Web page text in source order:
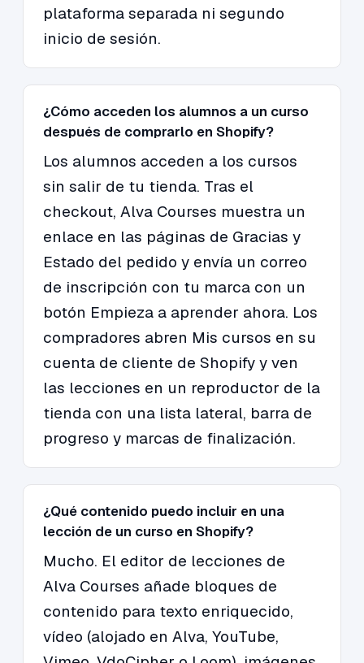
plataforma separada ni segundo
inicio de sesión.
¿Cómo acceden los alumnos a un curso
después de comprarlo en Shopify?
Los alumnos acceden a los cursos
sin salir de tu tienda. Tras el
checkout, Alva Courses muestra un
enlace en las páginas de Gracias y
Estado del pedido y envía un correo
de inscripción con tu marca con un
botón Empieza a aprender ahora. Los
compradores abren Mis cursos en su
cuenta de cliente de Shopify y ven
las lecciones en un reproductor de la
tienda con una lista lateral, barra de
progreso y marcas de finalización.
¿Qué contenido puedo incluir en una
lección de un curso en Shopify?
Mucho. El editor de lecciones de
Alva Courses añade bloques de
contenido para texto enriquecido,
vídeo (alojado en Alva, YouTube,